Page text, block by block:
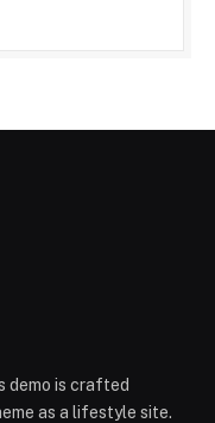
demo is crafted
as a lifestyle site.